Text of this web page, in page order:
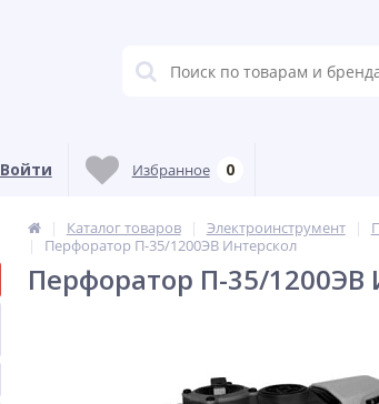
Войти Избранное 0
Каталог товаров Электроинструмент
Перфоратор П-35/1200ЭВ Интерскол
Перфоратор П-35/1200ЭВ